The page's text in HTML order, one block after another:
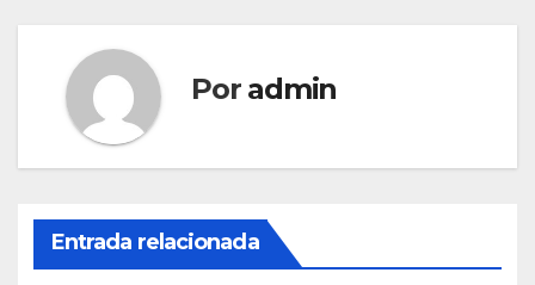
Por admin
Entrada relacionada